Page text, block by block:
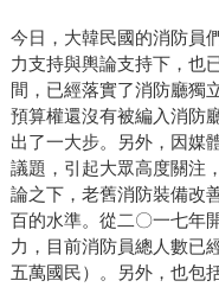
今日，大韓民國的消防員
力支持與輿論支持下，也
間，已經落實了消防廳獨
預算權還沒有被編入消防
出了一大步。另外，因媒
議題，引起大眾高度關注
論之下，老舊消防裝備改
百的水準。從二〇一七年
力，目前消防員總人數已
五萬國民）。另外，也包